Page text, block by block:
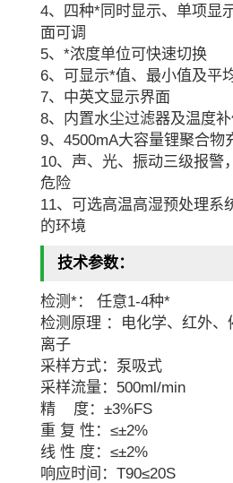
4、四种*同时显示、单项显
面可调
5、*浓度单位可快速切换
6、可显示*值、最小值及平
7、中英文显示界面
8、内置水尘过滤器及温度
9、4500mA大容量锂聚合物
10、声、光、振动三级报警
危险
11、可选高温高湿预处理系
的环境
技术参数：
检测*： 任意1-4种*
检测原理 ：电化学、红外
离子
采样方式：泵吸式
采样流量：500ml/min
精 度：±3%FS
重 复 性：≤±2%
线 性 度：≤±2%
响应时间：T90≤20S